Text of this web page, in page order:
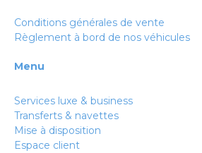
Conditions générales de vente
Règlement à bord de nos véhicules
Menu
Services luxe & business
Transferts & navettes
Mise à disposition
Espace client